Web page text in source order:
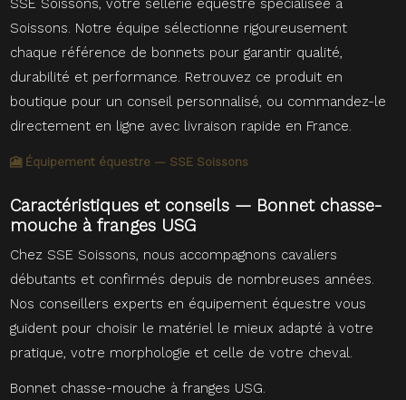
Soissons. Notre équipe sélectionne rigoureusement
chaque référence de bonnets pour garantir qualité,
durabilité et performance. Retrouvez ce produit en
boutique pour un conseil personnalisé, ou commandez-le
directement en ligne avec livraison rapide en France.
🎦 Équipement équestre — SSE Soissons
Caractéristiques et conseils — Bonnet chasse-
mouche à franges USG
Chez SSE Soissons, nous accompagnons cavaliers
débutants et confirmés depuis de nombreuses années.
Nos conseillers experts en équipement équestre vous
guident pour choisir le matériel le mieux adapté à votre
pratique, votre morphologie et celle de votre cheval.
Bonnet chasse-mouche à franges USG.